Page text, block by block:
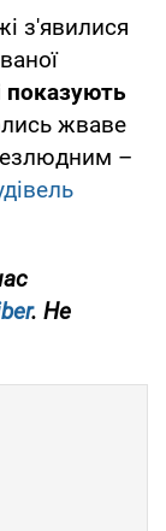
з'явилися
показують
жваве
–
. Не